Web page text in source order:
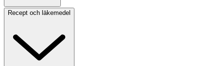
Recept och läkemedel